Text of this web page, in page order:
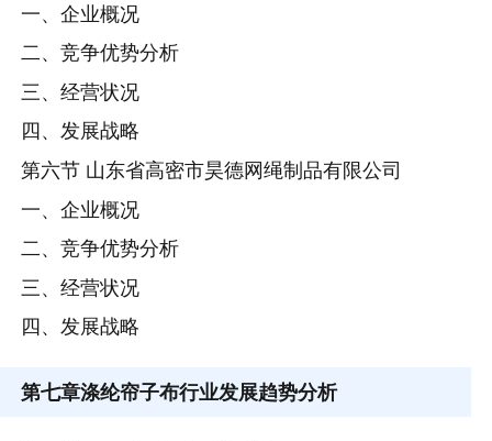
一、企业概况
二、竞争优势分析
三、经营状况
四、发展战略
第六节 山东省高密市昊德网绳制品有限公司
一、企业概况
二、竞争优势分析
三、经营状况
四、发展战略
第七章涤纶帘子布行业发展趋势分析